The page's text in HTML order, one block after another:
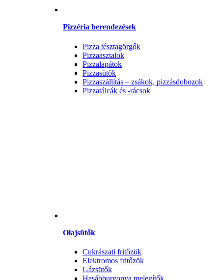
Pizzéria berendezések
Pizza tésztagörgők
Pizzaasztalok
Pizzalapátok
Pizzasütők
Pizzaszállítás – zsákok, pizzásdobozok
Pizzatálcák és -rácsok
Olajsütők
Cukrászati fritőzök
Elektromos fritőzök
Gázsütők